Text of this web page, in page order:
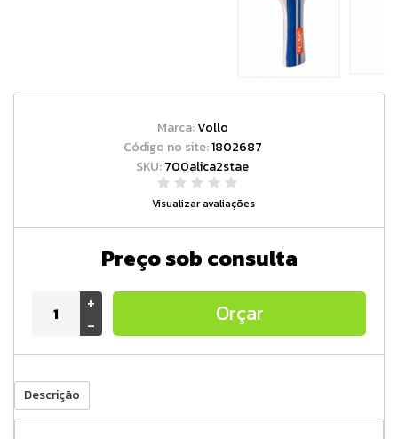
Marca:Vollo
Código no site:1802687
SKU:700alica2stae
Visualizar avaliações
Preço sob consulta
+
-
Orçar
Descrição